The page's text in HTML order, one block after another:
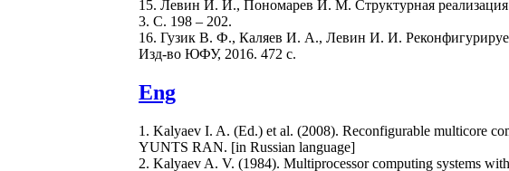
15. Левин И. И., Пономарев И. М. Структурная реализация
3. С. 198 – 202.
16. Гузик В. Ф., Каляев И. А., Левин И. И.
Изд-во ЮФУ, 2016. 472 с.
Eng
1. Kalyaev I. A. (Ed.) et al. (2008). Reconfigurable multicore
YUNTS RAN. [in Russian language]
2. Kalyaev A. V. (1984). Multiprocessor computing systems